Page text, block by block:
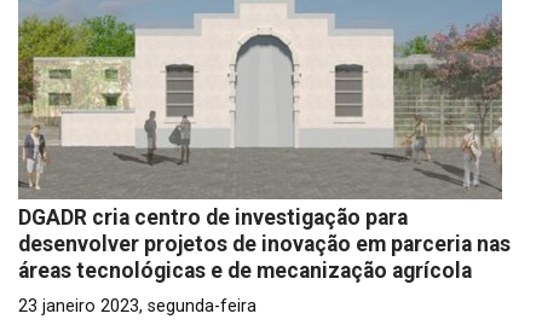
DGADR cria centro de investigação para
desenvolver projetos de inovação em parceria nas
áreas tecnológicas e de mecanização agrícola
23 janeiro 2023, segunda-feira